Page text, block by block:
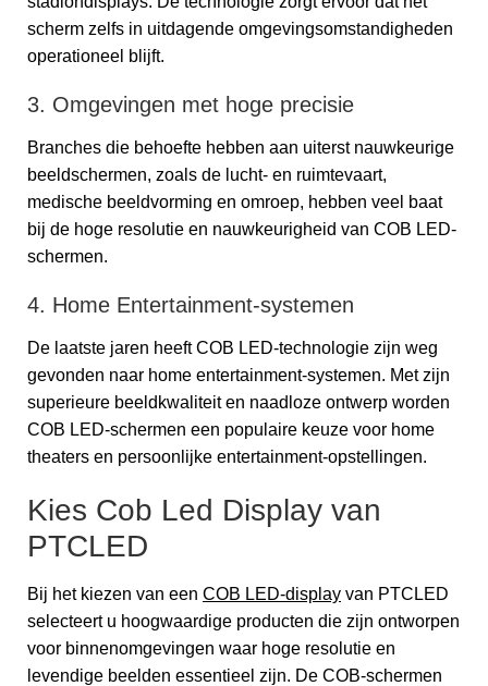
scherm zelfs in uitdagende omgevingsomstandigheden
operationeel blijft.
3. Omgevingen met hoge precisie
Branches die behoefte hebben aan uiterst nauwkeurige
beeldschermen, zoals de lucht- en ruimtevaart,
medische beeldvorming en omroep, hebben veel baat
bij de hoge resolutie en nauwkeurigheid van COB LED-
schermen.
4. Home Entertainment-systemen
De laatste jaren heeft COB LED-technologie zijn weg
gevonden naar home entertainment-systemen. Met zijn
superieure beeldkwaliteit en naadloze ontwerp worden
COB LED-schermen een populaire keuze voor home
theaters en persoonlijke entertainment-opstellingen.
Kies Cob Led Display van
PTCLED
Bij het kiezen van een COB LED-display van PTCLED
selecteert u hoogwaardige producten die zijn ontworpen
voor binnenomgevingen waar hoge resolutie en
levendige beelden essentieel zijn. De COB-schermen